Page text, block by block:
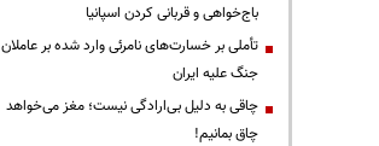
باج‌خواهی و قربانی کردن اسپانیا
تأملی بر خسارت‌های نامرئی وارد شده بر عاملان
جنگ علیه ایران
چاقی به دلیل بی‌ارادگی نیست؛ مغز می‌خواهد
چاق بمانیم!